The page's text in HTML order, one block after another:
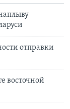
отправки
восточной